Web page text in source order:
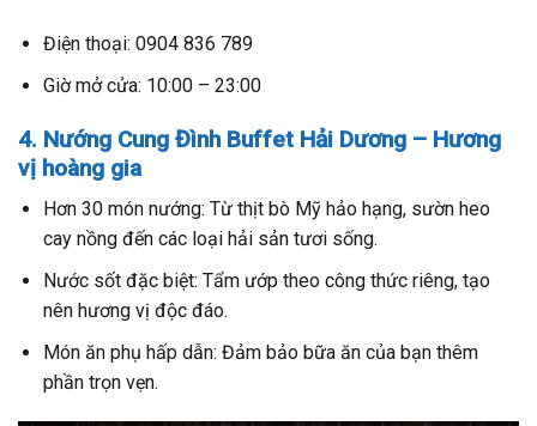
Điện thoại: 0904 836 789
Giờ mở cửa: 10:00 – 23:00
4. Nướng Cung Đình Buffet Hải Dương – Hương
vị hoàng gia
Hơn 30 món nướng: Từ thịt bò Mỹ hảo hạng, sườn heo
cay nồng đến các loại hải sản tươi sống.
Nước sốt đặc biệt: Tẩm ướp theo công thức riêng, tạo
nên hương vị độc đáo.
Món ăn phụ hấp dẫn: Đảm bảo bữa ăn của bạn thêm
phần trọn vẹn.